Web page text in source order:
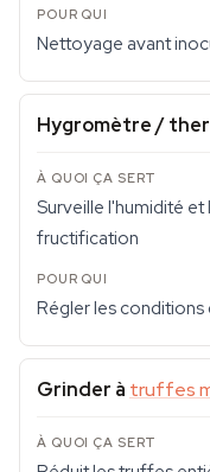
Nettoyage avant
Hygromètre /
Surveille l'humidité
fructification
Régler les conditions
Grinder à truffes